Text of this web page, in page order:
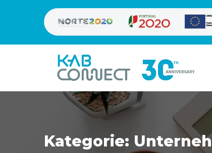
Kategorie: